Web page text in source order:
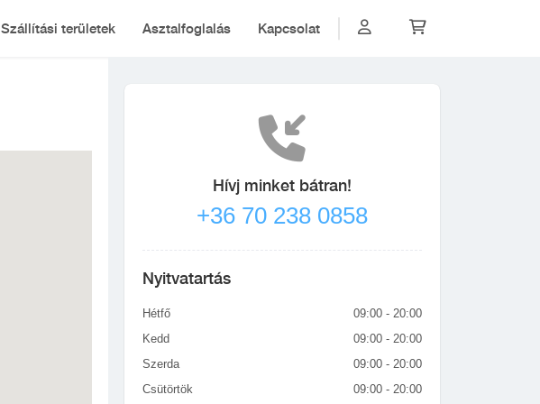
Szállítási területek Asztalfoglalás Kapcsolat
Hívj minket bátran!
+36 70 238 0858
Nyitvatartás
Hétfő
09:00 - 20:00
Kedd
09:00 - 20:00
Szerda
09:00 - 20:00
Csütörtök
09:00 - 20:00